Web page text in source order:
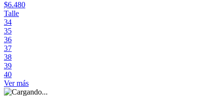
$6.480
Talle
34
35
36
37
38
39
40
Ver más